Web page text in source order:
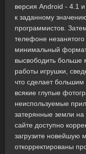
версия Android - 4.1
к заданному
программистов.
телефоне
минимальный
высвободить больше
работы игрушки,
что сделает
всякие глупые
неиспользуемые
затерянные земли
сайте доступно
загрузите новейшую
откорректированы